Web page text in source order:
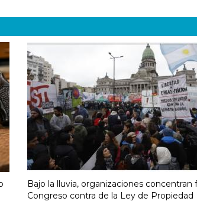
Bajo la lluvia, organizaciones concentran
Congreso contra de la Ley de Propiedad